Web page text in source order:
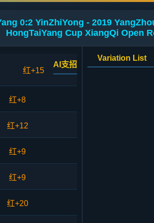
0:2 YinZhiYong - 2019
HongTaiYang Cup XiangQi Open
红+15
AI支招
红+8
红+12
红+9
红+9
红+20
Variation List